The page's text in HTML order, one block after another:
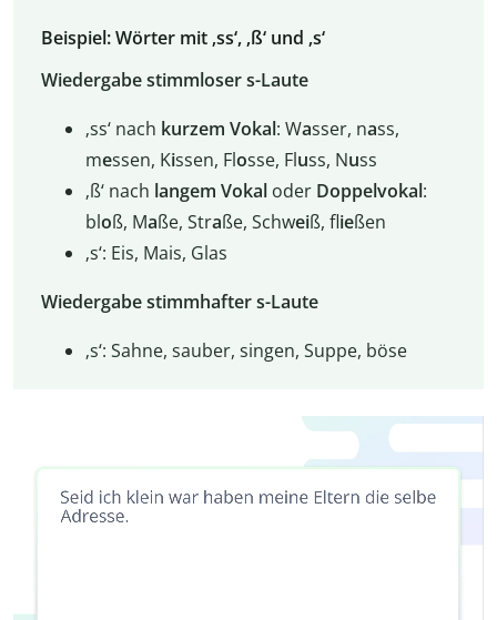
Beispiel: Wörter mit ‚ss‘, ‚ß‘ und ‚s‘
Wiedergabe stimmloser s-Laute
‚ss‘ nach kurzem Vokal: Wasser, nass,
messen, Kissen, Flosse, Fluss, Nuss
‚ß‘ nach langem Vokaloder Doppelvokal:
bloß, Maße, Straße, Schweiß, fließen
‚s‘: Eis, Mais, Glas
Wiedergabe stimmhafter s-Laute
‚s‘: Sahne, sauber, singen, Suppe, böse